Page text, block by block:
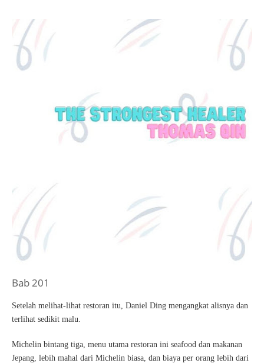
Bab 201
Setelah melihat-lihat restoran itu, Daniel Ding mengangkat alisnya dan
terlihat sedikit malu.
Michelin bintang tiga, menu utama restoran ini seafood dan makanan
Jepang, lebih mahal dari Michelin biasa, dan biaya per orang lebih dari